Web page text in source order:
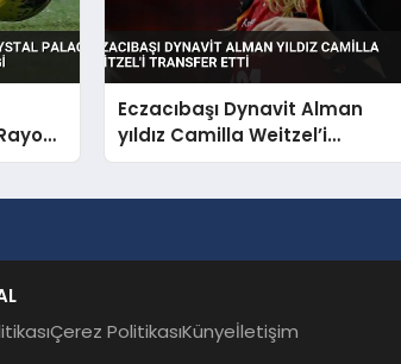
Ligi
Eczacıbaşı Dynavit Alman
yıldız Camilla Weitzel’i
transfer etti
Çerez PolitikasıKünyeİletişim